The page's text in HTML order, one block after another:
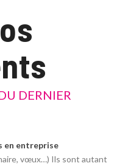
DERNIER
en entreprise
vœux…) Ils sont autant